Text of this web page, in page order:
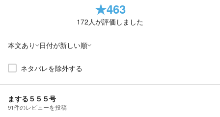
★463
172人が評価しました
本文あり 日付が新しい順
ネタバレを除外する
まする５５５号
91件のレビューを投稿